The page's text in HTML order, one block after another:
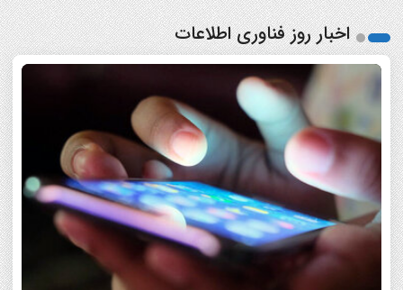
اخبار روز فناوری اطلاعات